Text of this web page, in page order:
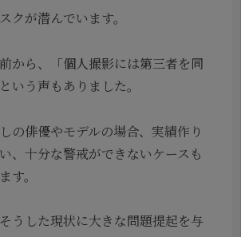
クが潜んでいます。
から、「個人撮影には第三者を同
いう声もありました。
の俳優やモデルの場合、実績作り
、十分な警戒ができないケースも
す。
うした現状に大きな問題提起を与